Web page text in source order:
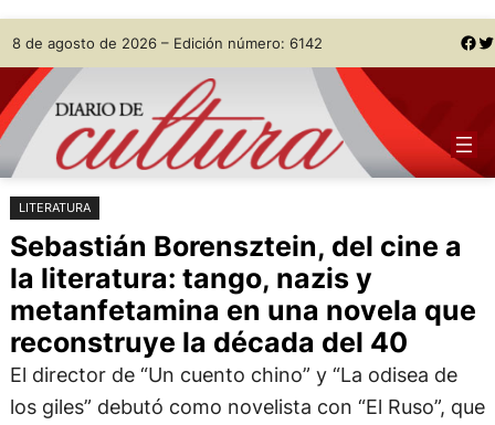
Saltar
al
contenido
Skip
to
content
8 de agosto de 2026 – Edición número: 6142 Facebook Twitter
LITERATURA
Sebastián Borensztein, del cine a
la literatura: tango, nazis y
metanfetamina en una novela que
reconstruye la década del 40
El director de “Un cuento chino” y “La odisea de
los giles” debutó como novelista con “El Ruso”, que